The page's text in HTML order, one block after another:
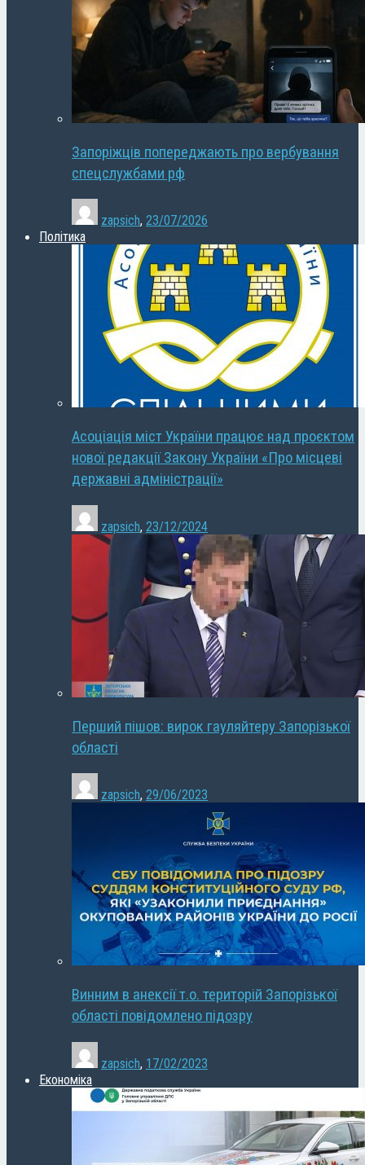
Запоріжців попереджають про вербування
спецслужбами рф
zapsich, 23/07/2026
Політика
Асоціація міст України працює над проєктом
нової редакції Закону України «Про місцеві
державні адміністрації»
zapsich, 23/12/2024
Перший пішов: вирок гауляйтеру Запорізької
області
zapsich, 29/06/2023
Винним в анексії т.о. територій Запорізької
області повідомлено підозру
zapsich, 17/02/2023
Економіка